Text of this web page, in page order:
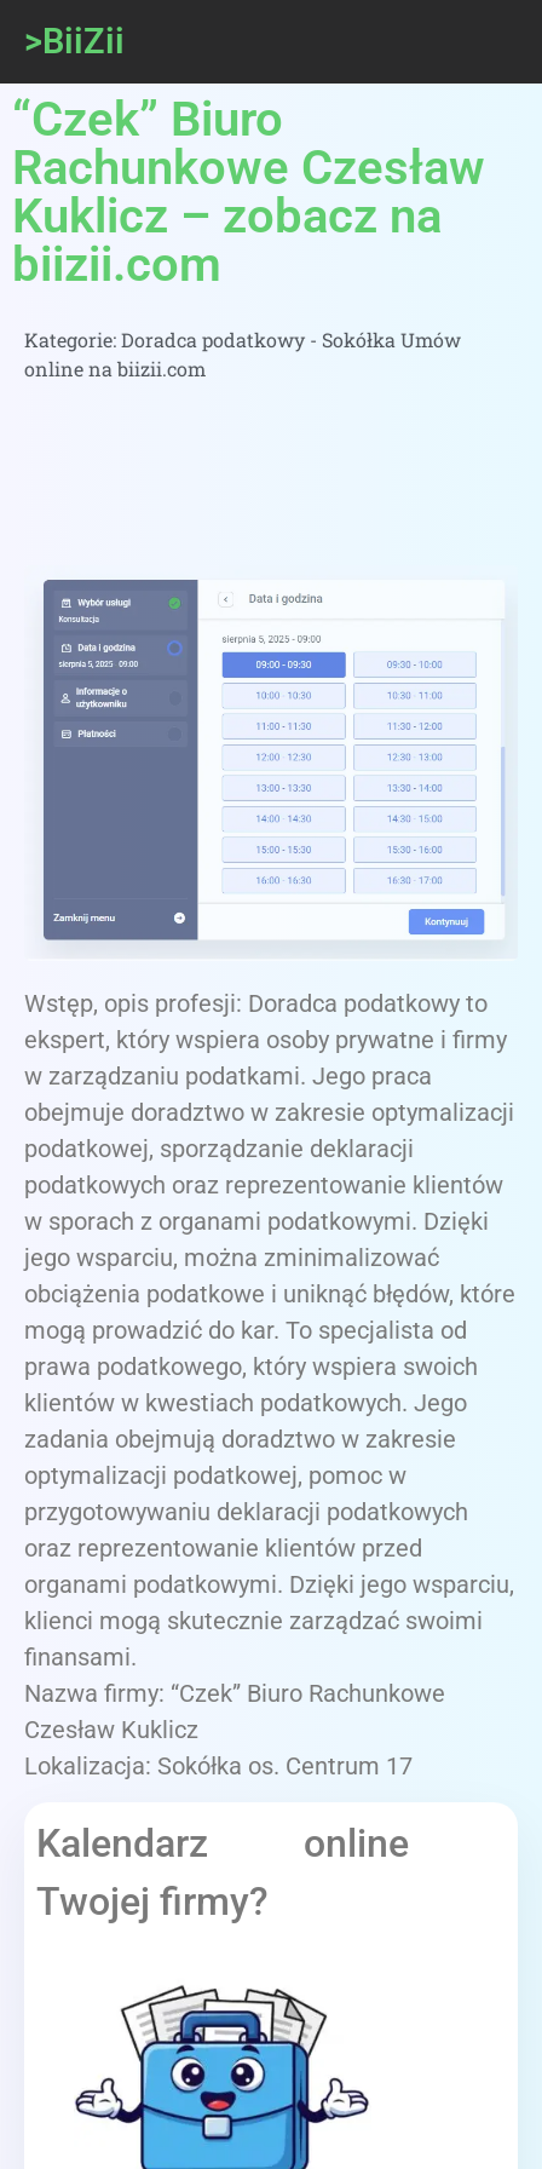
>BiiZii
“Czek” Biuro
Rachunkowe Czesław
Kuklicz – zobacz na
biizii.com
Kategorie:Doradca podatkowy - Sokółka Umów
online na biizii.com
Wstęp, opis profesji: Doradca podatkowy to
ekspert, który wspiera osoby prywatne i firmy
w zarządzaniu podatkami. Jego praca
obejmuje doradztwo w zakresie optymalizacji
podatkowej, sporządzanie deklaracji
podatkowych oraz reprezentowanie klientów
w sporach z organami podatkowymi. Dzięki
jego wsparciu, można zminimalizować
obciążenia podatkowe i uniknąć błędów, które
mogą prowadzić do kar. To specjalista od
prawa podatkowego, który wspiera swoich
klientów w kwestiach podatkowych. Jego
zadania obejmują doradztwo w zakresie
optymalizacji podatkowej, pomoc w
przygotowywaniu deklaracji podatkowych
oraz reprezentowanie klientów przed
organami podatkowymi. Dzięki jego wsparciu,
klienci mogą skutecznie zarządzać swoimi
finansami.
Nazwa firmy: “Czek” Biuro Rachunkowe
Czesław Kuklicz
Lokalizacja: Sokółka os. Centrum 17
Kalendarz online
Twojej firmy?